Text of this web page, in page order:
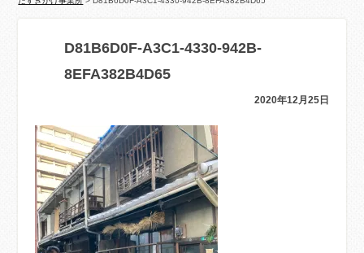
D81B6D0F-A3C1-4330-942B-
8EFA382B4D65
2020年12月25日